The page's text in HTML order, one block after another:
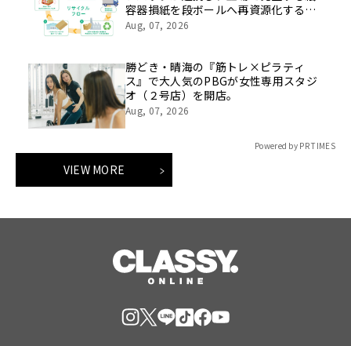
容器損紙を段ボールへ再資源化する実
証を開始
Aug, 07, 2026
勝どき・晴海の『筋トレ×ピラティ
ス』で大人気のPBGが女性専用スタジ
オ（２号店）を開店。
Aug, 07, 2026
Powered by PR TIMES
VIEW MORE